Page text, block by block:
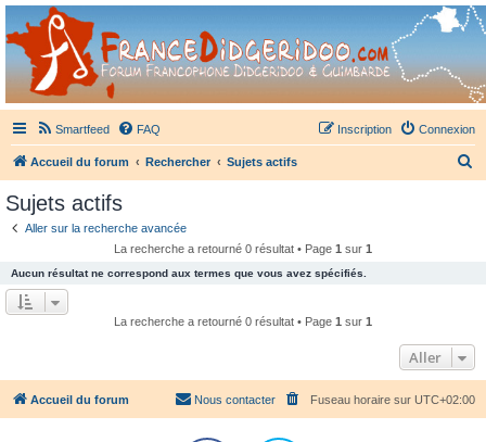
France Didgeridoo
Didgeridoo et Guimbarde sur France Didgeridoo - retrouvez la communauté.
Smartfeed FAQ Connexion
Inscription
Accueil du forum Rechercher Sujets actifs
h
e
r
Sujets actifs
Aller sur la recherche avancée
La recherche a retourné 0 résultat • Page 1 sur 1
Aucun résultat ne correspond aux termes que vous avez spécifiés.
La recherche a retourné 0 résultat • Page 1 sur 1
Aller
Accueil du forum Fuseau horaire sur UTC+02:00
Nous contacter